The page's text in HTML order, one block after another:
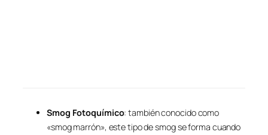
Smog Fotoquímico: también conocido como
«smog marrón», este tipo de smog se forma cuando